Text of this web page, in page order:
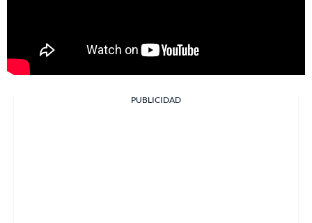
PUBLICIDAD